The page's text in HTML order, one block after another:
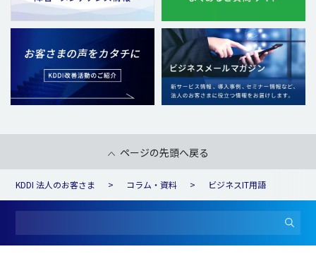
ページの先頭へ戻る
KDDI 法人のお客さま コラム・資料 ビジネスIT用語